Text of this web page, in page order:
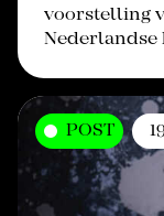
voorstelling
Nederlandse
POST